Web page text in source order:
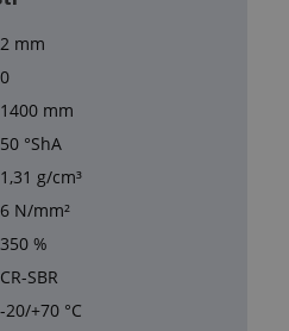
2 mm
0
1400 mm
50 °ShA
1,31 g/cm³
6 N/mm²
350 %
CR-SBR
-20/+70 °C